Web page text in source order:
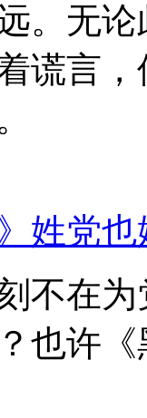
。无
谎言
姓党
不在
也许